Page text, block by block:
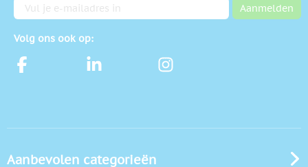
E-mailadres Aanmelden
Volg ons ook op:
Aanbevolen categorieën